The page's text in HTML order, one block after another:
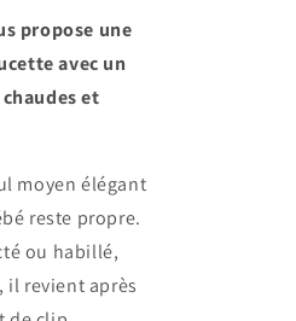
propose une
avec un
et
moyen élégant
reste propre.
ou habillé,
il revient après